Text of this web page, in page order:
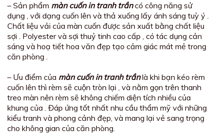
– Sản phẩm màn cuốn in tranh trầncó công năng sử
dụng , với dạng cuốn lên và thả xuống lấy ánh sáng tuỳ ý .
Chất liệu vải của màn cuốn được sản xuất bằng chất liệu
sợi . Polyester và sợi thuỷ tinh cao cấp , có tác dụng cản
sáng và hoạ tiết hoa văn đẹp tạo cảm giác mát mẻ trong
căn phòng .
– Ưu điểm của màn cuốn in tranh trầnlà khi bạn kéo rèm
cuốn lên thì rèm sẽ cuộn tròn lại , và nằm gọn trên thanh
treo màn nên rèm sẽ không chiếm diện tích nhiều của
khung của . Đáp ứng tốt nhất nhu cầu thẩm mỹ với những
kiểu tranh và phong cảnh đẹp, và mang lại vẻ sang trọng
cho không gian của căn phòng.